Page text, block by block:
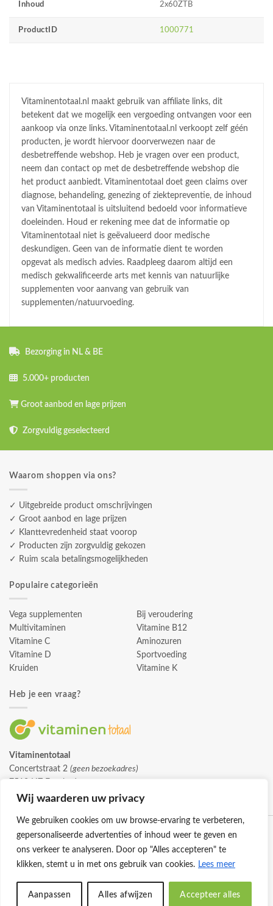
Wij waarderen uw privacy
We gebruiken cookies om uw browse-ervaring te verbeteren,
gepersonaliseerde advertenties of inhoud weer te geven en
ons verkeer te analyseren. Door op "Alles accepteren" te
klikken, stemt u in met ons gebruik van cookies. Lees meer
Aanpassen Alles afwijzen Accepteer alles
Inhoud 2x60ZTB
ProductID 1000771
Vitaminentotaal.nl maakt gebruik van affiliate links, dit
betekent dat we mogelijk een vergoeding ontvangen voor een
aankoop via onze links. Vitaminentotaal.nl verkoopt zelf géén
producten, je wordt hiervoor doorverwezen naar de
desbetreffende webshop. Heb je vragen over een product,
neem dan contact op met de desbetreffende webshop die
het product aanbiedt. Vitaminentotaal doet geen claims over
diagnose, behandeling, genezing of ziektepreventie, de inhoud
van Vitaminentotaal is uitsluitend bedoeld voor informatieve
doeleinden. Houd er rekening mee dat de informatie op
Vitaminentotaal niet is geëvalueerd door medische
deskundigen. Geen van de informatie dient te worden
opgevat als medisch advies. Raadpleeg daarom altijd een
medisch gekwalificeerde arts met kennis van natuurlijke
supplementen voor aanvang van gebruik van
supplementen/natuurvoeding.
Bezorging in NL & BE
5.000+ producten
Groot aanbod en lage prijzen
Zorgvuldig geselecteerd
Waarom shoppen via ons?
✓ Uitgebreide product omschrijvingen
✓ Groot aanbod en lage prijzen
✓ Klanttevredenheid staat voorop
✓ Producten zijn zorgvuldig gekozen
✓ Ruim scala betalingsmogelijkheden
Populaire categorieën
Vega supplementen
Multivitaminen
Vitamine C
Vitamine D
Kruiden
Bij veroudering
Vitamine B12
Aminozuren
Sportvoeding
Vitamine K
Heb je een vraag?
Vitaminentotaal
Concertstraat 2 (geen bezoekadres)
info@vitaminentotaal.nl